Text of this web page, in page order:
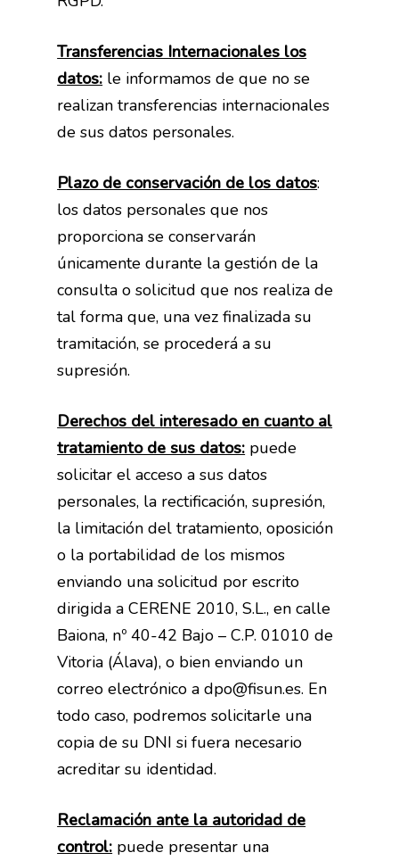
Transferencias Internacionales los
datos: le informamos de que no se
realizan transferencias internacionales
de sus datos personales.
Plazo de conservación de los datos:
los datos personales que nos
proporciona se conservarán
únicamente durante la gestión de la
consulta o solicitud que nos realiza de
tal forma que, una vez finalizada su
tramitación, se procederá a su
supresión.
Derechos del interesado en cuanto al
tratamiento de sus datos: puede
solicitar el acceso a sus datos
personales, la rectificación, supresión,
la limitación del tratamiento, oposición
o la portabilidad de los mismos
enviando una solicitud por escrito
dirigida a CERENE 2010, S.L., en calle
Baiona, nº 40-42 Bajo – C.P. 01010 de
Vitoria (Álava), o bien enviando un
correo electrónico a dpo@fisun.es. En
todo caso, podremos solicitarle una
copia de su DNI si fuera necesario
acreditar su identidad.
Reclamación ante la autoridad de
control: puede presentar una
Quiénes somos